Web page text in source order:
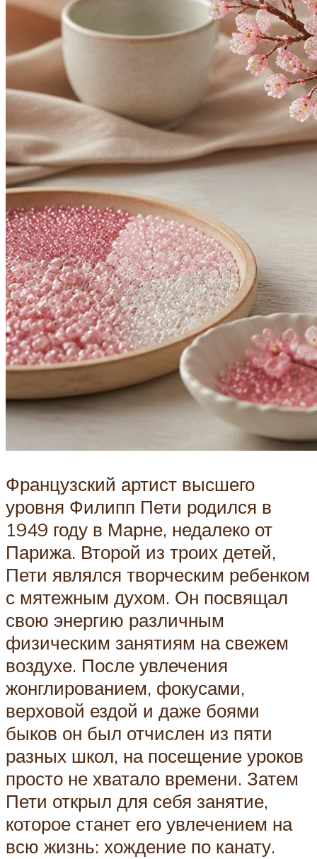
Французский артист высшего
уровня Филипп Пети родился в
1949 году в Марне, недалеко от
Парижа. Второй из троих детей,
Пети являлся творческим ребенком
с мятежным духом. Он посвящал
свою энергию различным
физическим занятиям на свежем
воздухе. После увлечения
жонглированием, фокусами,
верховой ездой и даже боями
быков он был отчислен из пяти
разных школ, на посещение уроков
просто не хватало времени. Затем
Пети открыл для себя занятие,
которое станет его увлечением на
всю жизнь: хождение по канату.